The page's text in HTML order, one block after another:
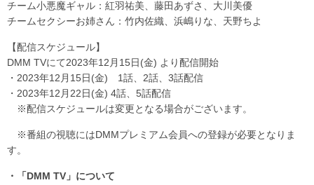
チーム小悪魔ギャル：紅羽祐美、藤田あずさ、大川美優
チームセクシーお姉さん：竹内佐織、浜嶋りな、天野ちよ
【配信スケジュール】
DMM TVにて2023年12月15日(金) より配信開始
・2023年12月15日(金) 1話、2話、3話配信
・2023年12月22日(金) 4話、5話配信
※配信スケジュールは変更となる場合がございます。
※番組の視聴にはDMMプレミアム会員への登録が必要となりま
す。
・「DMM TV」について